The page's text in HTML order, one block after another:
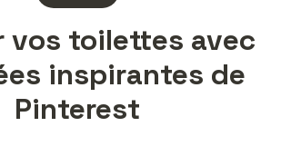
vos toilettes avec
inspirantes de
Pinterest